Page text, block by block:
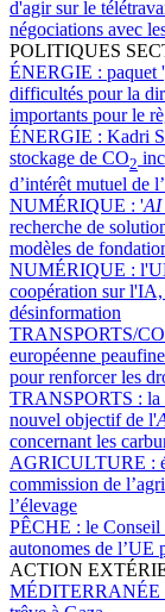
d'agir sur le
négociations avec
POLITIQUES
ÉNERGIE : paquet
difficultés pour la
importants pour le
ÉNERGIE : Kadri
stockage de CO2
d’intérêt mutuel de
NUMÉRIQUE : 'AI
recherche de
modèles de
NUMÉRIQUE :
coopération sur l'IA,
désinformation
TRANSPORTS/
européenne
pour renforcer les
TRANSPORTS : la
nouvel objectif de l'
concernant les
AGRICULTURE :
commission de
l’élevage
PÊCHE : le Conseil
autonomes de l’UE
ACTION
MÉDITERRANÉE